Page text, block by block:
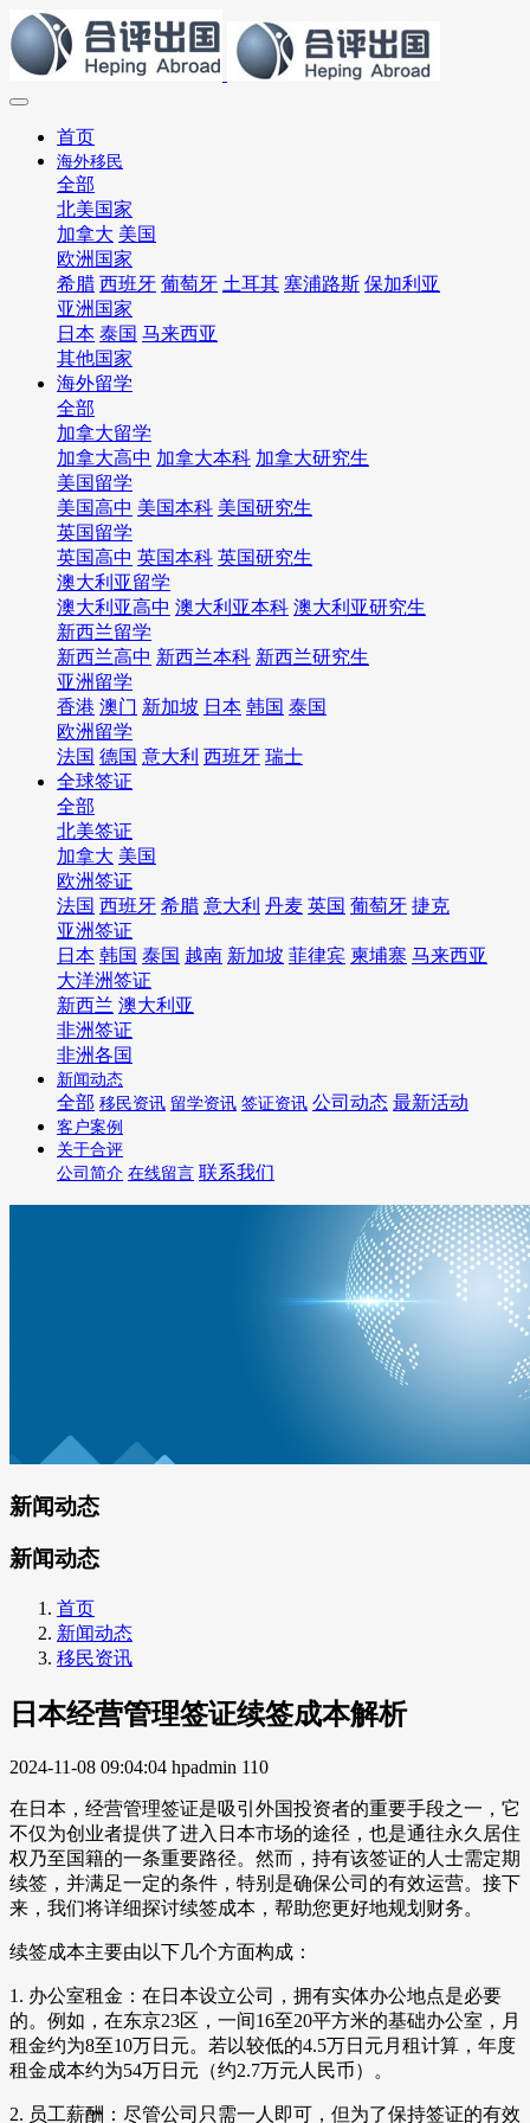
首页
海外移民
全部
北美国家
加拿大 美国
欧洲国家
希腊 西班牙 葡萄牙 土耳其 塞浦路斯 保加利亚
亚洲国家
日本 泰国 马来西亚
其他国家
海外留学
全部
加拿大留学
加拿大高中 加拿大本科 加拿大研究生
美国留学
美国高中 美国本科 美国研究生
英国留学
英国高中 英国本科 英国研究生
澳大利亚留学
澳大利亚高中 澳大利亚本科 澳大利亚研究生
新西兰留学
新西兰高中 新西兰本科 新西兰研究生
亚洲留学
香港 澳门 新加坡 日本 韩国 泰国
欧洲留学
法国 德国 意大利 西班牙 瑞士
全球签证
全部
北美签证
加拿大 美国
欧洲签证
法国 西班牙 希腊 意大利 丹麦 英国 葡萄牙 捷克
亚洲签证
日本 韩国 泰国 越南 新加坡 菲律宾 柬埔寨 马来西亚
大洋洲签证
新西兰 澳大利亚
非洲签证
非洲各国
新闻动态
全部 移民资讯 留学资讯 签证资讯 公司动态 最新活动
客户案例
关于合评
公司简介 在线留言 联系我们
新闻动态
新闻动态
首页
新闻动态
移民资讯
日本经营管理签证续签成本解析
2024-11-08 09:04:04 hpadmin 110
在日本，经营管理签证是吸引外国投资者的重要手段之一，它
不仅为创业者提供了进入日本市场的途径，也是通往永久居住
权乃至国籍的一条重要路径。然而，持有该签证的人士需定期
续签，并满足一定的条件，特别是确保公司的有效运营。接下
来，我们将详细探讨续签成本，帮助您更好地规划财务。
续签成本主要由以下几个方面构成：
1. 办公室租金：在日本设立公司，拥有实体办公地点是必要
的。例如，在东京23区，一间16至20平方米的基础办公室，月
租金约为8至10万日元。若以较低的4.5万日元月租计算，年度
租金成本约为54万日元（约2.7万元人民币）。
2. 员工薪酬：尽管公司只需一人即可，但为了保持签证的有效